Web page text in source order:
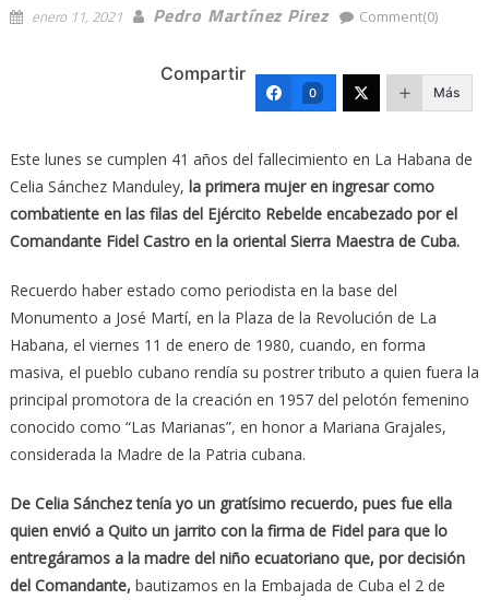
enero 11, 2021 Pedro Martínez Pirez Comment(0)
Compartir
0 Más
Este lunes se cumplen 41 años del fallecimiento en La Habana de
Celia Sánchez Manduley, la primera mujer en ingresar como
combatiente en las filas del Ejército Rebelde encabezado por el
Comandante Fidel Castro en la oriental Sierra Maestra de Cuba.
Recuerdo haber estado como periodista en la base del
Monumento a José Martí, en la Plaza de la Revolución de La
Habana, el viernes 11 de enero de 1980, cuando, en forma
masiva, el pueblo cubano rendía su postrer tributo a quien fuera la
principal promotora de la creación en 1957 del pelotón femenino
conocido como “Las Marianas”, en honor a Mariana Grajales,
considerada la Madre de la Patria cubana.
De Celia Sánchez tenía yo un gratísimo recuerdo, pues fue ella
quien envió a Quito un jarrito con la firma de Fidel para que lo
entregáramos a la madre del niño ecuatoriano que, por decisión
del Comandante, bautizamos en la Embajada de Cuba el 2 de